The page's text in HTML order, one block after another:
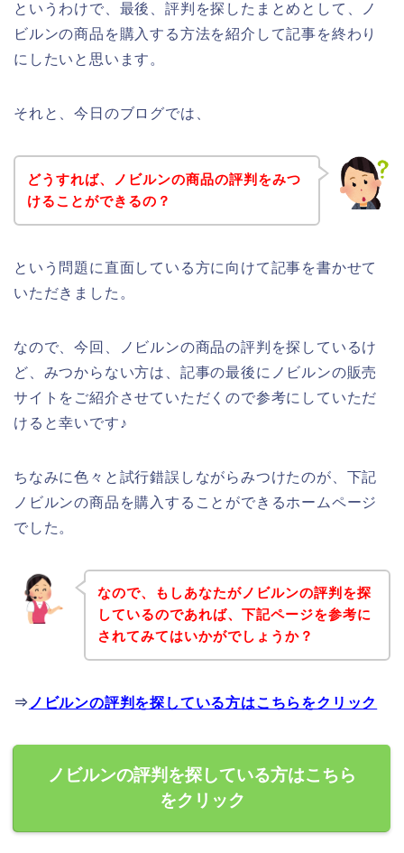
というわけで、最後、評判を探したまとめとして、ノ
ビルンの商品を購入する方法を紹介して記事を終わり
にしたいと思います。
それと、今日のブログでは、
どうすれば、ノビルンの商品の評判をみつ
けることができるの？
という問題に直面している方に向けて記事を書かせて
いただきました。
なので、今回、ノビルンの商品の評判を探しているけ
ど、みつからない方は、記事の最後にノビルンの販売
サイトをご紹介させていただくので参考にしていただ
けると幸いです♪
ちなみに色々と試行錯誤しながらみつけたのが、下記
ノビルンの商品を購入することができるホームページ
でした。
なので、もしあなたがノビルンの評判を探
しているのであれば、下記ページを参考に
されてみてはいかがでしょうか？
⇒ ノビルンの評判を探している方はこちらをクリック
ノビルンの評判を探している方はこちら
をクリック